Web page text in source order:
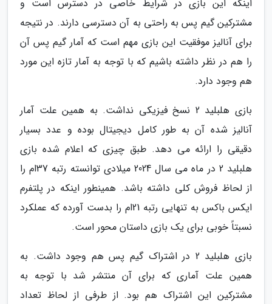
اینکه این بازی در شرایط خاصی در دسترس است و
مشترکین گیم پس به راحتی به آن دسترسی دارند. در نتیجه
برای آنالیز موفقیت این بازی مهم است که آمار گیم پس آن
را هم در نظر داشته باشیم که با توجه به آمار تازه این مورد
هم وجود دارد.
بازی هلبلید 2 نسخ فیزیکی نداشت. به همین علت آمار
آنالیز شده آن به طور کامل دیجیتال بوده و عدد بسیار
دقیقی را ارائه می دهد. طبق چیزی که اعلام شده بازی
هلبلید 2 در ماه می سال 2024 میلادی توانسته رتبه 37ام را
از لحاظ فروش کلی داشته باشد. همینطور اینکه در پلتفرم
ایکس باکس به تنهایی رتبه 21ام را بدست آورده که عملکرد
نسبتاً خوبی برای یک بازی داستان محور است.
بازی هلبلید 2 در اشتراک گیم پس هم وجود داشت. به
همین علت آماری که برای آن منتشر شد با توجه به
مشترکین این اشتراک هم بود. از طرفی از لحاظ تعداد